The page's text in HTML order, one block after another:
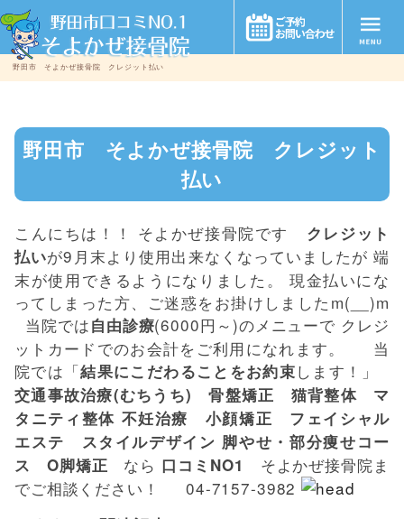
野田市 そよかぜ接骨院 クレジット払い
野田市 そよかぜ接骨院 クレジット
払い
こんにちは！！ そよかぜ接骨院です クレジット
払いが9月末より使用出来なくなっていましたが 端
末が使用できるようになりました。 現金払いにな
ってしまった方、ご迷惑をお掛けしましたm(__)m
当院では自由診療(6000円～)のメニューで クレジ
ットカードでのお会計をご利用になれます。 当
院では「結果にこだわることをお約束します！」
交通事故治療(むちうち) 骨盤矯正 猫背整体 マ
タニティ整体 不妊治療 小顔矯正 フェイシャル
エステ スタイルデザイン 脚やせ・部分痩せコー
ス O脚矯正 なら 口コミNO1
そよかぜ接骨院ま
でご相談ください！ 04-7157-3982